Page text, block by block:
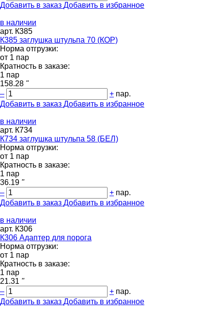
Добавить в заказ Добавить в избранное
в наличии
арт. К385
К385 заглушка штульпа 70 (КОР)
Норма отгрузки:
от 1 пар
Кратность в заказе:
1 пар
158.28 "
–
+ пар.
Добавить в заказ Добавить в избранное
в наличии
арт. К734
К734 заглушка штульпа 58 (БЕЛ)
Норма отгрузки:
от 1 пар
Кратность в заказе:
1 пар
36.19 "
–
+ пар.
Добавить в заказ Добавить в избранное
в наличии
арт. К306
К306 Адаптер для порога
Норма отгрузки:
от 1 пар
Кратность в заказе:
1 пар
21.31 "
–
+ пар.
Добавить в заказ Добавить в избранное